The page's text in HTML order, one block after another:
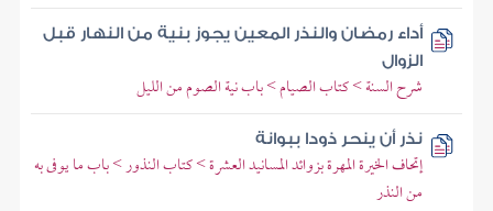
أداء رمضان والنذر المعين يجوز بنية من النهار قبل
الزوال
شرح السنة > كتاب الصيام > باب نية الصوم من الليل
نذر أن ينحر ذودا ببوانة
إتحاف الخيرة المهرة بزوائد المسانيد العشرة > كتاب النذور > باب ما يوفى به
من النذر